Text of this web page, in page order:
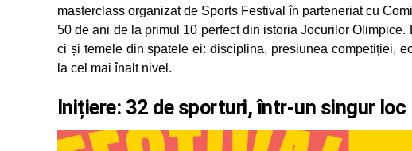
masterclass organizat de Sports Festival în parteneriat cu
50 de ani de la primul 10 perfect din istoria Jocurilor
ci și temele din spatele ei: disciplina, presiunea competiției,
la cel mai înalt nivel.
Inițiere: 32 de sporturi, într-un singur loc